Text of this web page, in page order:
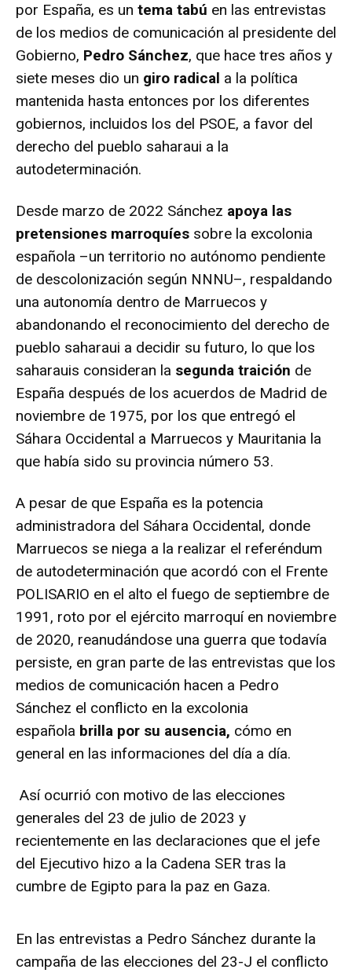
por España, es un tema tabú en las entrevistas
de los medios de comunicación al presidente del
Gobierno, Pedro Sánchez, que hace tres años y
siete meses dio un giro radical a la política
mantenida hasta entonces por los diferentes
gobiernos, incluidos los del PSOE, a favor del
derecho del pueblo saharaui a la
autodeterminación.
Desde marzo de 2022 Sánchez apoya las
pretensiones marroquíes sobre la excolonia
española –un territorio no autónomo pendiente
de descolonización según NNNU–, respaldando
una autonomía dentro de Marruecos y
abandonando el reconocimiento del derecho de
pueblo saharaui a decidir su futuro, lo que los
saharauis consideran la segunda traición de
España después de los acuerdos de Madrid de
noviembre de 1975, por los que entregó el
Sáhara Occidental a Marruecos y Mauritania la
que había sido su provincia número 53.
A pesar de que España es la potencia
administradora del Sáhara Occidental, donde
Marruecos se niega a la realizar el referéndum
de autodeterminación que acordó con el Frente
POLISARIO en el alto el fuego de septiembre de
1991, roto por el ejército marroquí en noviembre
de 2020, reanudándose una guerra que todavía
persiste, en gran parte de las entrevistas que los
medios de comunicación hacen a Pedro
Sánchez el conflicto en la excolonia
española brilla por su ausencia, cómo en
general en las informaciones del día a día.
Así ocurrió con motivo de las elecciones
generales del 23 de julio de 2023 y
recientemente en las declaraciones que el jefe
del Ejecutivo hizo a la Cadena SER tras la
cumbre de Egipto para la paz en Gaza.
En las entrevistas a Pedro Sánchez durante la
campaña de las elecciones del 23-J el conflicto